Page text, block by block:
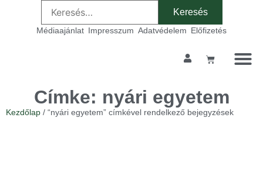
Médiaajánlat Impresszum Adatvédelem Előfizetés
Címke: nyári egyetem
Kezdőlap / “nyári egyetem” címkével rendelkező bejegyzések